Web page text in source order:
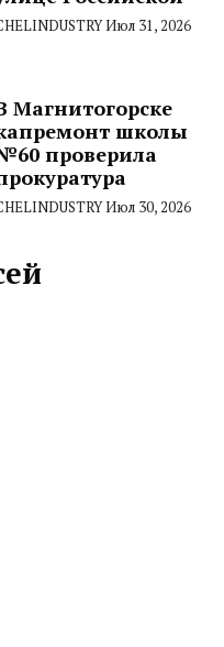
Июл 31, 2026
Магнитогорске
школы
проверила
Июл 30, 2026